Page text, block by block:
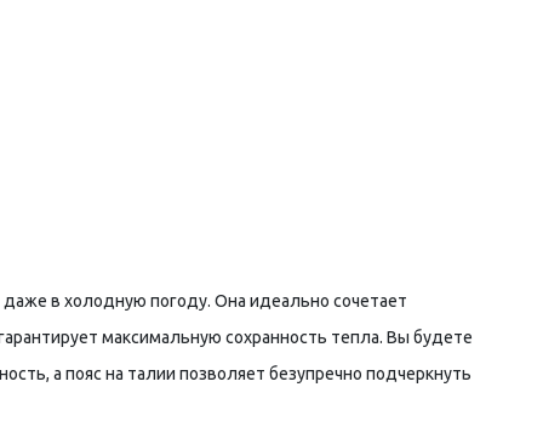
в холодную погоду. Она идеально сочетает
максимальную сохранность тепла. Вы будете
а пояс на талии позволяет безупречно подчеркнуть